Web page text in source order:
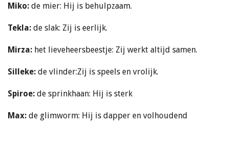
Miko: de mier: Hij is behulpzaam.
Tekla: de slak: Zij is eerlijk.
Mirza: het lieveheersbeestje: Zij werkt altijd samen.
Silleke: de vlinder:Zij is speels en vrolijk.
Spiroe: de sprinkhaan: Hij is sterk
Max: de glimworm: Hij is dapper en volhoudend